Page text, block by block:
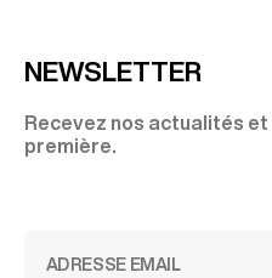
NEWSLETTER
Recevez nos actualités
première.